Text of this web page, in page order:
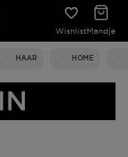
WishlistMandje
HAAR HOME